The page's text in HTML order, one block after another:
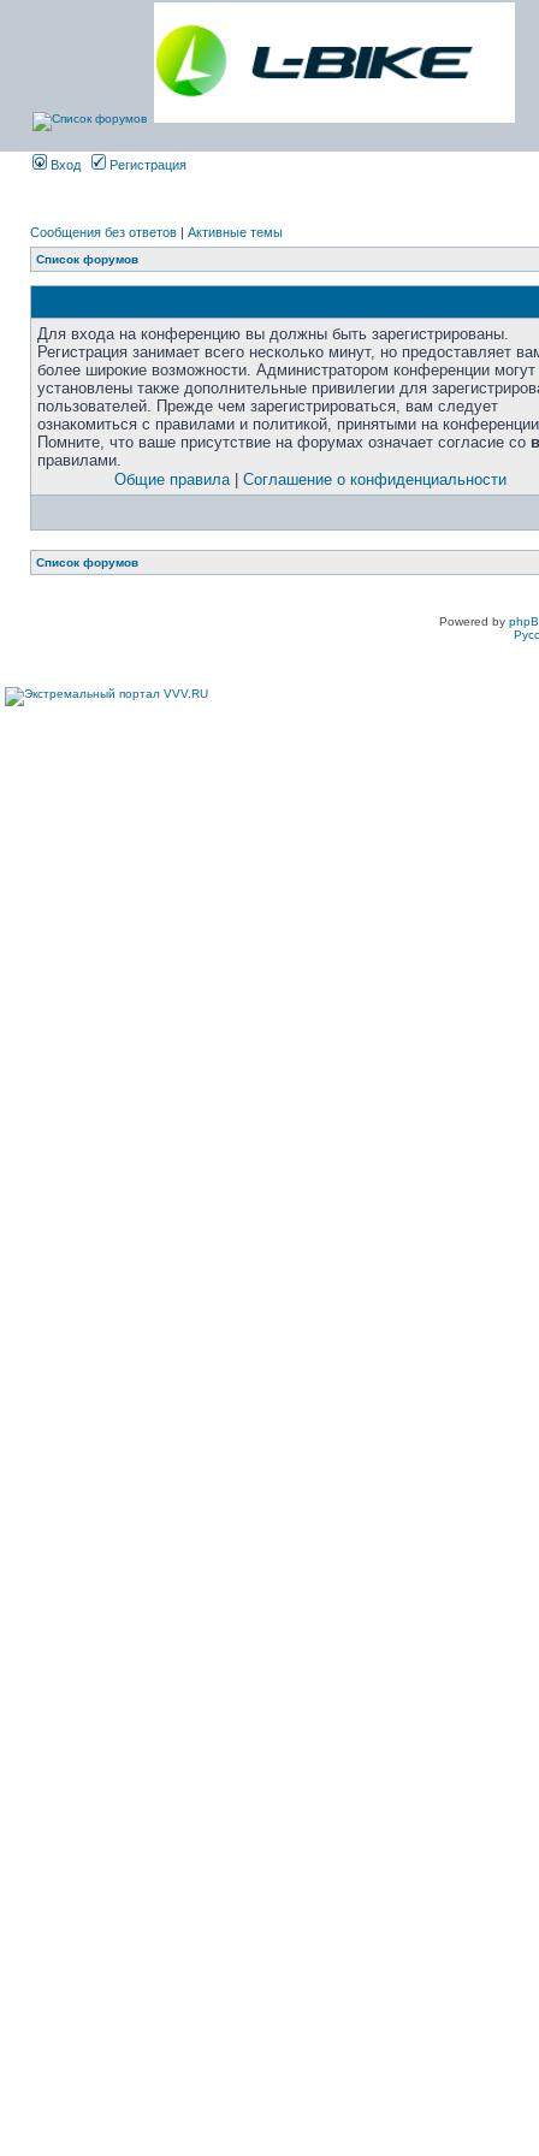
Вход Регистрация
Сообщения без ответов | Активные темы
Список форумов
Для входа на конференцию вы должны быть зарегистрированы.
Регистрация занимает всего несколько минут, но предоставляет
более широкие возможности. Администратором конференции
установлены также дополнительные привилегии для
пользователей. Прежде чем зарегистрироваться, вам следует
ознакомиться с правилами и политикой, принятыми на
Помните, что ваше присутствие на форумах означает согласие со
правилами.
Общие правила| Соглашение о конфиденциальности
Список форумов
Powered by